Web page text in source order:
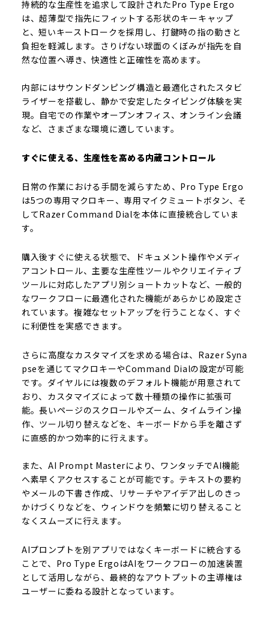
持続的な生産性を追求して設計されたPro Type Ergo
は、超薄型で指先にフィットする形状のキーキャップ
と、短いキーストロークを採用し、打鍵時の指の動きと
負担を軽減します。さりげない球面のくぼみが指先を自
然な位置へ導き、快適性と正確性を高めます。
内部にはサウンドダンピング構造と最適化されたスタビ
ライザーを搭載し、静かで安定したタイピング体験を実
現。自宅での作業やオープンオフィス、オンライン会議
など、さまざまな環境に適しています。
すぐに使える、生産性を高める内蔵コントロール
日常の作業における手間を減らすため、Pro Type Ergo
は5つの専用マクロキー、専用マイクミュートボタン、そ
してRazer Command Dialを本体に直接統合していま
す。
購入後すぐに使える状態で、ドキュメント操作やメディ
アコントロール、主要な生産性ツールやクリエイティブ
ツールに対応したアプリ別ショートカットなど、一般的
なワークフローに最適化された機能があらかじめ設定さ
れています。複雑なセットアップを行うことなく、すぐ
に利便性を実感できます。
さらに高度なカスタマイズを求める場合は、Razer Syna
pseを通じてマクロキーやCommand Dialの設定が可能
です。ダイヤルには複数のデフォルト機能が用意されて
おり、カスタマイズによって数十種類の操作に拡張可
能。長いページのスクロールやズーム、タイムライン操
作、ツール切り替えなどを、キーボードから手を離さず
に直感的かつ効率的に行えます。
また、AI Prompt Masterにより、ワンタッチでAI機能
へ素早くアクセスすることが可能です。テキストの要約
やメールの下書き作成、リサーチやアイデア出しのきっ
かけづくりなどを、ウィンドウを頻繁に切り替えること
なくスムーズに行えます。
AIプロンプトを別アプリではなくキーボードに統合する
ことで、Pro Type ErgoはAIをワークフローの加速装置
として活用しながら、最終的なアウトプットの主導権は
ユーザーに委ねる設計となっています。